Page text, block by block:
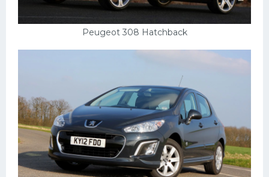
Peugeot 308 Hatchback